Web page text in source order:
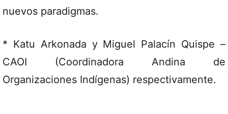
nuevos paradigmas.
* Katu Arkonada y Miguel Palacín Quispe –
CAOI (Coordinadora Andina de
Organizaciones Indígenas) respectivamente.